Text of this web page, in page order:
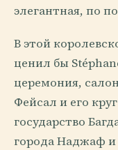
элегантная, по
В этой
ценил бы
церемония,
Фейсал и его
государство
города Наджаф и